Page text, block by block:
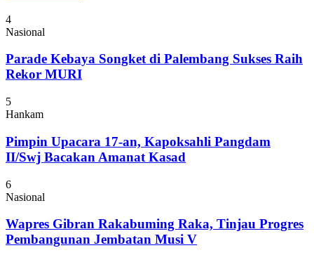
4
Nasional
Parade Kebaya Songket di Palembang Sukses Raih
Rekor MURI
5
Hankam
Pimpin Upacara 17-an, Kapoksahli Pangdam
II/Swj Bacakan Amanat Kasad
6
Nasional
Wapres Gibran Rakabuming Raka, Tinjau Progres
Pembangunan Jembatan Musi V